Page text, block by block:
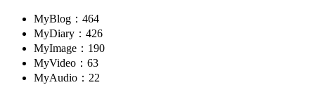
MyBlog：464
MyDiary：426
MyImage：190
MyVideo：63
MyAudio：22